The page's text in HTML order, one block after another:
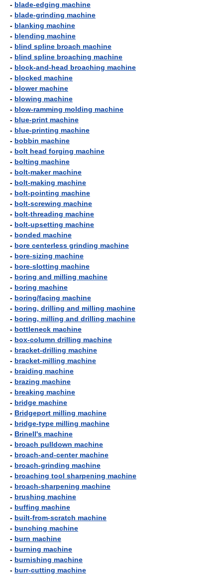
- blade-edging machine
- blade-grinding machine
- blanking machine
- blending machine
- blind spline broach machine
- blind spline broaching machine
- block-and-head broaching machine
- blocked machine
- blower machine
- blowing machine
- blow-ramming molding machine
- blue-print machine
- blue-printing machine
- bobbin machine
- bolt head forging machine
- bolting machine
- bolt-maker machine
- bolt-making machine
- bolt-pointing machine
- bolt-screwing machine
- bolt-threading machine
- bolt-upsetting machine
- bonded machine
- bore centerless grinding machine
- bore-sizing machine
- bore-slotting machine
- boring and milling machine
- boring machine
- boring/facing machine
- boring, drilling and milling machine
- boring, milling and drilling machine
- bottleneck machine
- box-column drilling machine
- bracket-drilling machine
- bracket-milling machine
- braiding machine
- brazing machine
- breaking machine
- bridge machine
- Bridgeport milling machine
- bridge-type milling machine
- Brinell's machine
- broach pulldown machine
- broach-and-center machine
- broach-grinding machine
- broaching tool sharpening machine
- broach-sharpening machine
- brushing machine
- buffing machine
- built-from-scratch machine
- bunching machine
- burn machine
- burning machine
- burnishing machine
- burr-cutting machine